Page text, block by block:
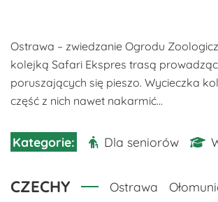
Ostrawa – zwiedzanie Ogrodu
kolejką Safari Ekspres trasą
poruszających się pieszo. Wycieczka
część z nich nawet nakarmić...
Dla seniorów
CZECHY Ostrawa